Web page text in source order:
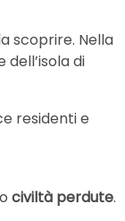
scoprire. Nella
di
residenti e
civiltà perdute.